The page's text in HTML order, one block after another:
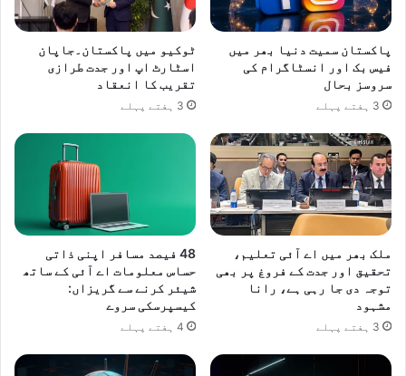
ا
پ
ن
ی
م
ک
ل
ح
م
ا
ی
ت
ک
ا
ا
ع
ا
ہ
پاکستان سمیت دنیا بھر میں
فیس بک اور انسٹاگرام کی
سروسز بحال
3 ہفتے پہلے
ٹوکیو میں پاکستان۔جاپان
اسٹارٹ اپ اور جدت طرازی
تقریب کا انعقاد
3 ہفتے پہلے
ملک بھر میں اے آئی تعلیم،
تحقیق اور جدت کے فروغ پر بھی
توجہ دی جا رہی ہے، رانا
مشہود
3 ہفتے پہلے
48 فیصد مسافر اپنی ذاتی
حساس معلومات اے آئی کے ساتھ
شیئر کرنے سے گریزاں:
کیسپرسکی سروے
4 ہفتے پہلے